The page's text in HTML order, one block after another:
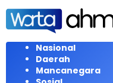
Langsung
konten
Nasional
Daerah
Mancanegara